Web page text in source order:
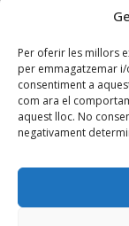
Per oferir les millors
per emmagatzemar
consentiment a
com ara el
aquest lloc. No
negativament